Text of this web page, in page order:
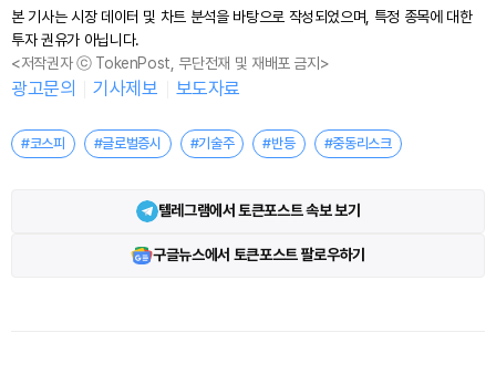
본 기사는 시장 데이터 및 차트 분석을 바탕으로 작성되었으며, 특정 종목에 대한
투자 권유가 아닙니다.
<저작권자 ⓒ TokenPost, 무단전재 및 재배포 금지>
광고문의 기사제보 보도자료
#코스피 #글로벌증시 #기술주 #반등 #중동리스크
텔레그램에서 토큰포스트 속보 보기
구글뉴스에서 토큰포스트 팔로우하기